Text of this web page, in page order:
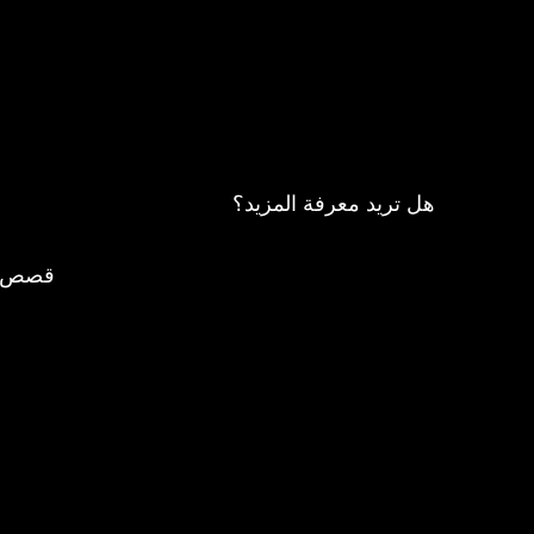
قصص
هل تريد معرفة المزيد؟